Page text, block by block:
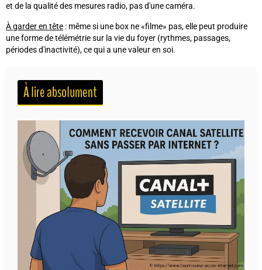
et de la qualité des mesures radio, pas d'une caméra.
À garder en tête : même si une box ne «filme» pas, elle peut produire
une forme detélémétriesur la vie du foyer (rythmes, passages,
périodes d'inactivité), ce qui a une valeur en soi.
À lire absolument